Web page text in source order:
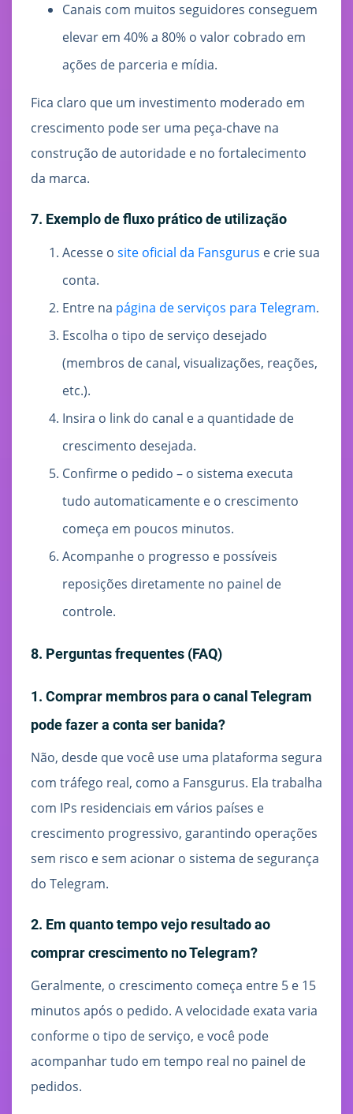
Canais com muitos seguidores conseguem
elevar em 40% a 80% o valor cobrado em
ações de parceria e mídia.
Fica claro que um investimento moderado em
crescimento pode ser uma peça-chave na
construção de autoridade e no fortalecimento
da marca.
7. Exemplo de fluxo prático de utilização
Acesse o site oficial da Fansgurus e crie sua
conta.
Entre na página de serviços para Telegram.
Escolha o tipo de serviço desejado
(membros de canal, visualizações, reações,
etc.).
Insira o link do canal e a quantidade de
crescimento desejada.
Confirme o pedido – o sistema executa
tudo automaticamente e o crescimento
começa em poucos minutos.
Acompanhe o progresso e possíveis
reposições diretamente no painel de
controle.
8. Perguntas frequentes (FAQ)
1. Comprar membros para o canal Telegram
pode fazer a conta ser banida?
Não, desde que você use uma plataforma segura
com tráfego real, como a Fansgurus. Ela trabalha
com IPs residenciais em vários países e
crescimento progressivo, garantindo operações
sem risco e sem acionar o sistema de segurança
do Telegram.
2. Em quanto tempo vejo resultado ao
comprar crescimento no Telegram?
Geralmente, o crescimento começa entre 5 e 15
minutos após o pedido. A velocidade exata varia
conforme o tipo de serviço, e você pode
acompanhar tudo em tempo real no painel de
pedidos.